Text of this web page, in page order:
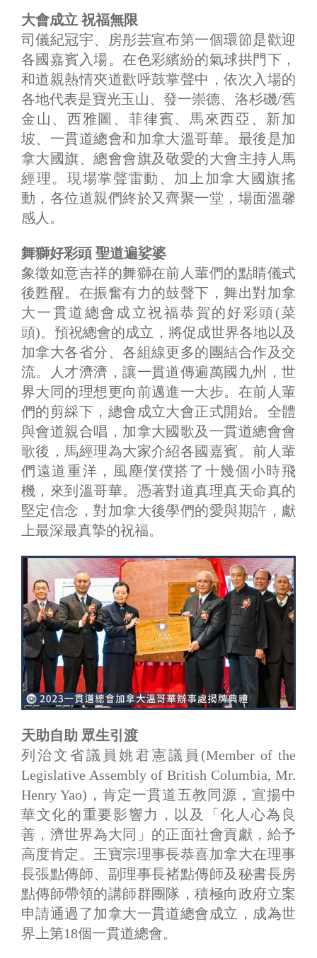
大會成立 祝福無限
司儀紀冠宇、房彤芸宣布第一個環節是歡迎
各國嘉賓入場。在色彩繽紛的氣球拱門下，
和道親熱情夾道歡呼鼓掌聲中，依次入場的
各地代表是寶光玉山、發一崇德、洛杉磯/舊
金山、西雅圖、菲律賓、馬來西亞、新加
坡、一貫道總會和加拿大溫哥華。最後是加
拿大國旗、總會會旗及敬愛的大會主持人馬
經理。現場掌聲雷動、加上加拿大國旗搖
動，各位道親們終於又齊聚一堂，場面溫馨
感人。
舞獅好彩頭 聖道遍娑婆
象徵如意吉祥的舞獅在前人輩們的點睛儀式
後甦醒。在振奮有力的鼓聲下，舞出對加拿
大一貫道總會成立祝福恭賀的好彩頭(菜
頭)。預祝總會的成立，將促成世界各地以及
加拿大各省分、各組線更多的團結合作及交
流。人才濟濟，讓一貫道傳遍萬國九州，世
界大同的理想更向前邁進一大步。在前人輩
們的剪綵下，總會成立大會正式開始。全體
與會道親合唱，加拿大國歌及一貫道總會會
歌後，馬經理為大家介紹各國嘉賓。前人輩
們遠道重洋，風塵僕僕搭了十幾個小時飛
機，來到溫哥華。憑著對道真理真天命真的
堅定信念，對加拿大後學們的愛與期許，獻
上最深最真摯的祝福。
天助自助 眾生引渡
列治文省議員姚君憲議員(Member of the
Legislative Assembly of British Columbia, Mr.
Henry Yao)，肯定一貫道五教同源，宣揚中
華文化的重要影響力，以及「化人心為良
善，濟世界為大同」的正面社會貢獻，給予
高度肯定。王寶宗理事長恭喜加拿大在理事
長張點傳師、副理事長褚點傳師及秘書長房
點傳師帶領的講師群團隊，積極向政府立案
申請通過了加拿大一貫道總會成立，成為世
界上第18個一貫道總會。